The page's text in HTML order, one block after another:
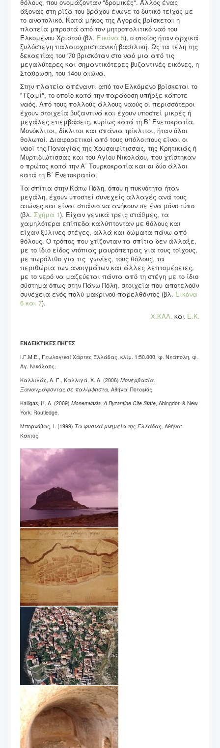
θόλους, που ονομάζονταν "δρομικές". Άλλος ένας
άξονας στη ρίζα του βράχου ένωνε το δυτικό τείχος με
το ανατολικό. Κατά μήκος της Αγοράς βρίσκεται η
πλατεία μπροστά από τον μητροπολιτικό ναό του
Ελκομένου Χριστού (βλ. Εικόνα 5), ο οποίος ήταν αρχικά
ξυλόστεγη παλαιοχριστιανική βασιλική. Ως τα τέλη της
δεκαετίας του '70 βρισκόταν στο ναό μια από τις
μεγαλύτερες και σημαντικότερες βυζαντινές εικόνες, η
Σταύρωση, του 14ου αιώνα.
Στην πλατεία απέναντι από τον Ελκόμενο βρίσκεται το
"Τζαμί", το οποίο κατά την παράδοση υπήρξε κάποτε
ναός. Από τους πολλούς άλλους ναούς οι περισσότεροι
έχουν στοιχεία βυζαντινά και έχουν υποστεί μικρές ή
μεγάλες επεμβάσεις, κυρίως κατά τη Β΄ Ενετοκρατία.
Μονόκλιτοι, δίκλιτοι και σπάνια τρίκλιτοι, ήταν όλοι
θολωτοί. Διαφορετικοί από τους υπόλοιπους είναι οι
ναοί της Παναγίας της Χρυσαφίτισσας, της Κρητικιάς ή
Μυρτιδιώτισσας και του Αγίου Νικολάου, που χτίστηκαν
ο πρώτος κατά την Α΄ Τουρκοκρατία και οι δύο άλλοι
κατά τη Β΄ Ενετοκρατία.
Τα σπίτια στην Κάτω Πόλη, όπου η πυκνότητα ήταν
μεγάλη, έχουν υποστεί συνεχείς αλλαγές ανά τους
αιώνες και είναι σπάνιο να ανήκουν σε ένα μόνο τύπο
(βλ. Σχήμα 1). Είχαν γενικά τρεις στάθμες, τα
χαμηλότερα επίπεδα καλύπτονταν με θόλους και
είχαν ξύλινες στέγες, αλλά και δώματα πάνω από
θόλους. Ο τρόπος που χτίζονταν τα σπίτια δεν άλλαξε,
με το ίδιο είδος ντόπιας μαυρόπετρας για τους τοίχους,
με πωρόλιθο για τις γωνίες, τους θόλους, τα
περιθώρια των ανοιγμάτων και άλλες λεπτομέρειες,
με το νερό να μαζεύεται πάντα από τη στέγη με το ίδιο
σύστημα όπως στην Πάνω Πόλη, στοιχεία που αποτελούν
συνέχεια ενός πολύ μακρινού παρελθόντος (βλ. Εικόνα
6 και 7).
X.KΑΛ. και Ε.Κ.
ΕΝΔΕΙΚΤΙΚΕΣ ΠΗΓΕΣ
Ι.Γ.Μ.Ε., Γεωλογικοί Χάρτες Ελλάδας, κλίμ. 1:50.000, φ. Νεάπολη, φ.
Αγ. Νικόλαος.
Καλλιγάς, Α. Γ., Καλλιγά, Χ. Α. (2006) Μονεμβασία.
Ξαναγράφοντας σε παλίμψηστα , Αθήνα: Ποταμός.
Kalligas, H. A. (2009) Monemvasia. A Byzantine Cite State , Abingdon & New
York: Routledge.
Μπορνόβας, Ι. (1999) Τα φυσικά μνημεία της Ελλάδας, Αθήνα:
Κάκτος.